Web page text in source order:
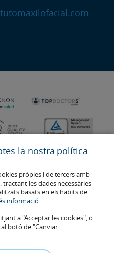
E08646940
la nostra política
pròpies i de tercers amb
les dades necessàries
basats en els hàbits de
informació.
a "Acceptar les cookies", o
botó de "Canviar